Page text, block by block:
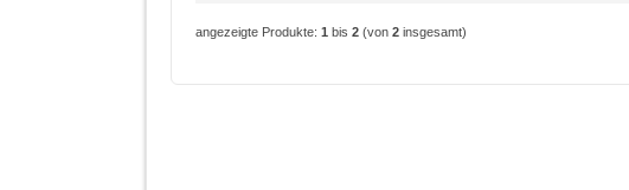
angezeigte Produkte: 1 bis 2 (von 2 insgesamt)